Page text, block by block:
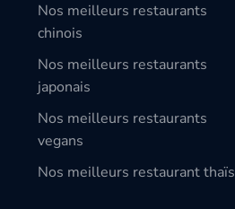
Nos meilleurs restaurants
chinois
Nos meilleurs restaurants
japonais
Nos meilleurs restaurants
vegans
Nos meilleurs restaurant thaïs